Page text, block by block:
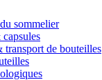
sommelier
transport de bouteilles